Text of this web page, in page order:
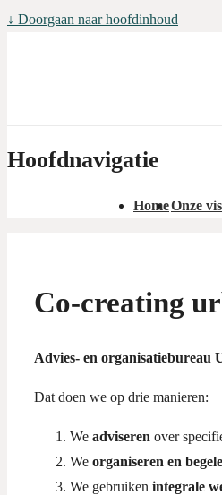
↓ Doorgaan naar hoofdinhoud
Hoofdnavigatie
HomeOnze
Co-creating
Advies- en organisatiebureau
Dat doen we op drie manieren:
We adviseren over
We organiseren en
We gebruiken integrale